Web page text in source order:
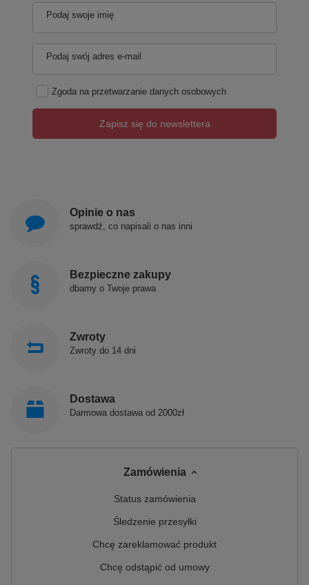
Podaj swoje imię
Podaj swój adres e-mail
Zgoda na przetwarzanie danych osobowych
Zapisz się do newslettera
Opinie o nas
sprawdź, co napisali o nas inni
Bezpieczne zakupy
dbamy o Twoje prawa
Zwroty
Zwroty do 14 dni
Dostawa
Darmowa dostawa od 2000zł
Zamówienia
Status zamówienia
Śledzenie przesyłki
Chcę zareklamować produkt
Chcę odstąpić od umowy